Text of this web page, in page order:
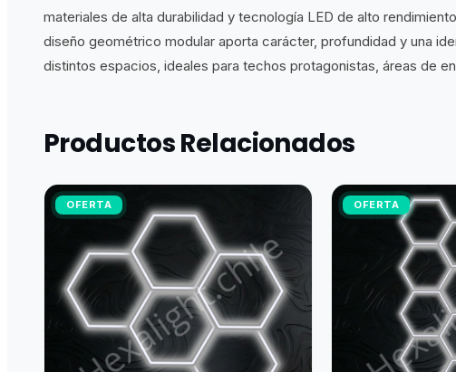
materiales de alta durabilidad y tecnología LED de alto
diseño geométrico modular aporta carácter, profundidad y una
distintos espacios, ideales para techos protagonistas, áreas de
Productos Relacionados
OFERTA OFERTA